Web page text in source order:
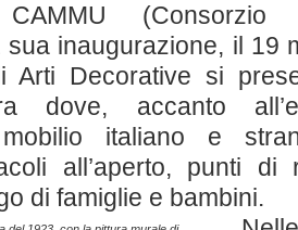
(Consorzio
sua inaugurazione, il 19
Arti Decorative si
dove, accanto
italiano e
all’aperto, punti
di famiglie e bambini.